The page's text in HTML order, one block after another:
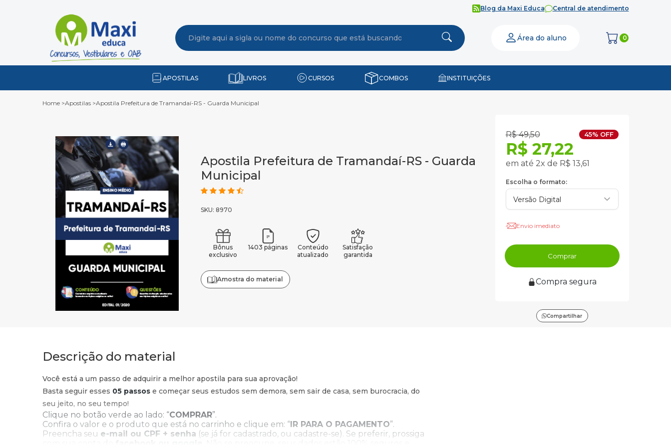
Blog da Maxi Educa Central de atendimento
Área do aluno 0
APOSTILAS LIVROS CURSOS COMBOS INSTITUIÇÕES
Home>Apostilas>Apostila Prefeitura de Tramandaí-RS - Guarda Municipal
Apostila Prefeitura de Tramandaí-RS - Guarda
Municipal
SKU: 8970
Bônus
exclusivo
1403 páginas
Conteúdo
atualizado
Satisfação
garantida
Amostra do material
R$ 49,50 45% OFF
R$ 27,22
em até 2x de R$ 13,61
Escolha o formato:
Envio imediato
Comprar
Compra segura
Compartilhar
Descrição do material
Você está a um passo de adquirir a melhor apostila para sua aprovação!
Basta seguir esses 05 passose começar seus estudos sem demora, sem sair de casa, sem burocracia, do
seu jeito, no seu tempo!
Clique no botão verde ao lado: “COMPRAR”.
Confira o valor e o produto que está no carrinho e clique em: “IR PARA O PAGAMENTO”.
Preencha seu e-mail ou CPF + senha (se já for cadastrado, ou cadastre-se). Se preferir, prossiga